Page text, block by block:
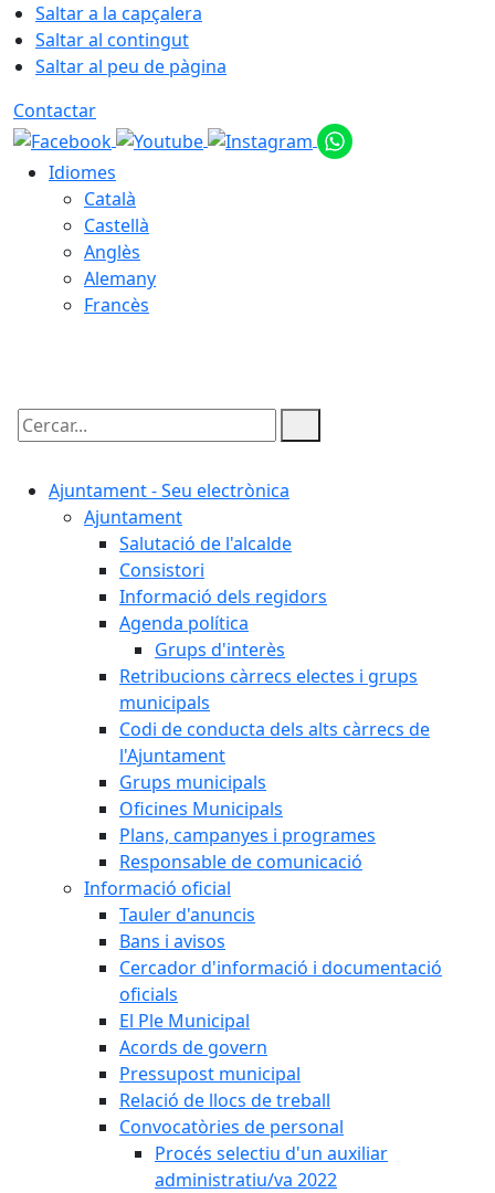
Saltar a la capçalera
Saltar al contingut
Saltar al peu de pàgina
Contactar
Idiomes
Català
Castellà
Anglès
Alemany
Francès
Cercar:
Ajuntament - Seu electrònica
Ajuntament
Salutació de l'alcalde
Consistori
Informació dels regidors
Agenda política
Grups d'interès
Retribucions càrrecs electes i grups
municipals
Codi de conducta dels alts càrrecs de
l'Ajuntament
Grups municipals
Oficines Municipals
Plans, campanyes i programes
Responsable de comunicació
Informació oficial
Tauler d'anuncis
Bans i avisos
Cercador d'informació i documentació
oficials
El Ple Municipal
Acords de govern
Pressupost municipal
Relació de llocs de treball
Convocatòries de personal
Procés selectiu d'un auxiliar
administratiu/va 2022